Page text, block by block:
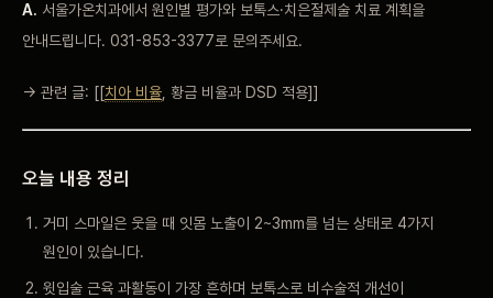
A. 서울가온치과에서 원인별 평가와 보톡스·치은절제술 치료 계획을
안내드립니다. 031-853-3377로 문의주세요.
→ 관련 글: [[치아 비율 , 황금 비율과 DSD 적용]]
오늘 내용 정리
거미 스마일은 웃을 때 잇몸 노출이 2~3mm를 넘는 상태로 4가지
원인이 있습니다.
윗입술 근육 과활동이 가장 흔하며 보톡스로 비수술적 개선이